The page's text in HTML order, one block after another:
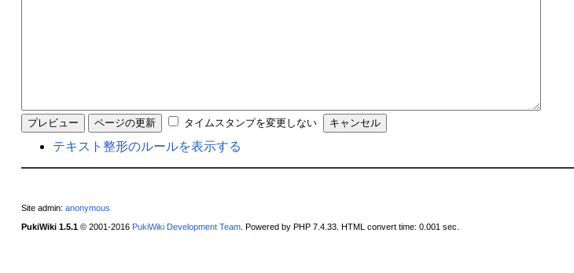
タイムスタンプを変更しない
テキスト整形のルールを表示する
Site admin: anonymous
PukiWiki 1.5.1© 2001-2016 PukiWiki Development Team. Powered by PHP 7.4.33. HTML convert time: 0.001 sec.